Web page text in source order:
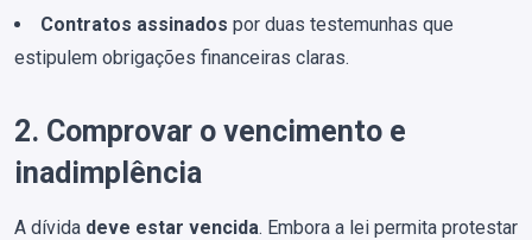
Contratos assinados por duas testemunhas que
estipulem obrigações financeiras claras.
2. Comprovar o vencimento e
inadimplência
A dívida deve estar vencida. Embora a lei permita protestar